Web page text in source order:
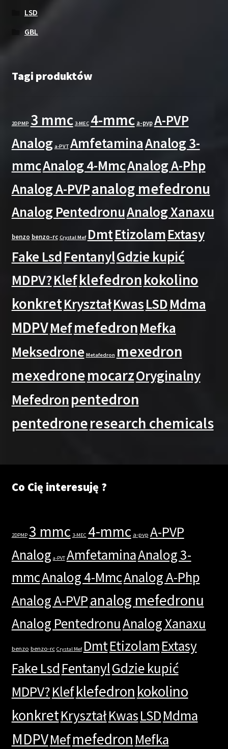
LSD
GBL
Tagi produktów
2DPMP 3 mmc 3-MEC 4-mmc a-pvp A-PVP
Analog a-PVT AmfetaminaAnalog 3-
mmcAnalog 4-MmcAnalog A-Php
Analog A-PVPanalog mefedronu
Analog PentedronuAnalog Xanaxu
benzo benzo-rc Crystal Mef DmtEtizolamExtasy
Fake LsdFentanylGdzie kupić
MDPV?Klefklefedronkokolino
konkretKryształKwasLSDMdma
MDPVMefmefedronMefka
Meksedrone Metafedron mexedron
mexedronemocarzOryginalny
Mefedronpentedron
pentedroneresearch chemicals
Co Cię interesuję ?
2DPMP 3 mmc 3-MEC 4-mmc a-pvp A-PVP
Analog a-PVT AmfetaminaAnalog 3-
mmcAnalog 4-MmcAnalog A-Php
Analog A-PVPanalog mefedronu
Analog PentedronuAnalog Xanaxu
benzo benzo-rc Crystal Mef DmtEtizolamExtasy
Fake Lsd FentanylGdzie kupić
MDPV?Klefklefedronkokolino
konkretKryształKwasLSDMdma
MDPVMefmefedron Mefka